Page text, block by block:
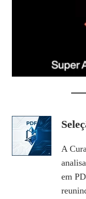
A
em